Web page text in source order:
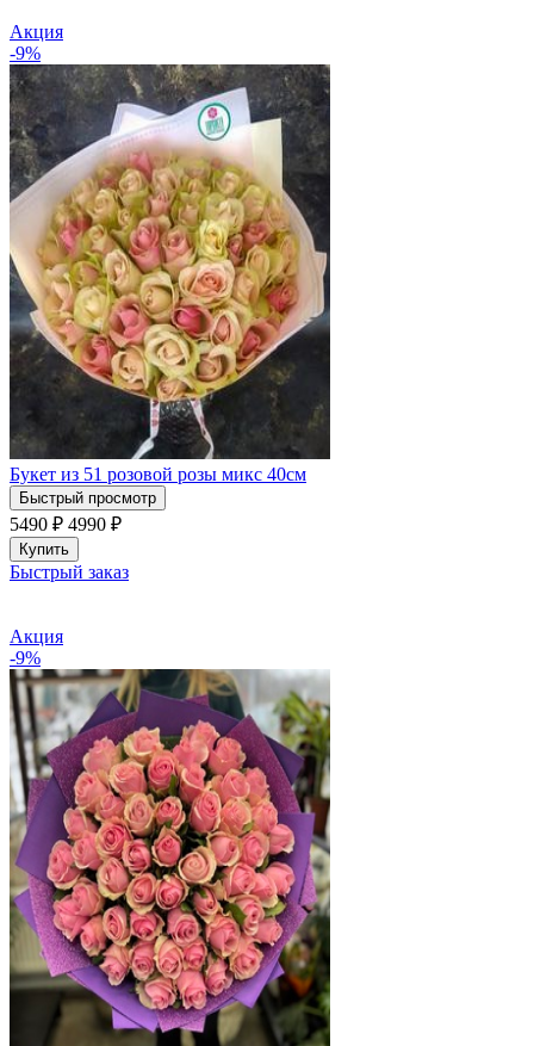
Акция
-9%
Букет из 51 розовой розы микс 40см
Быстрый просмотр
5490 ₽ 4990 ₽
Купить
Быстрый заказ
Акция
-9%